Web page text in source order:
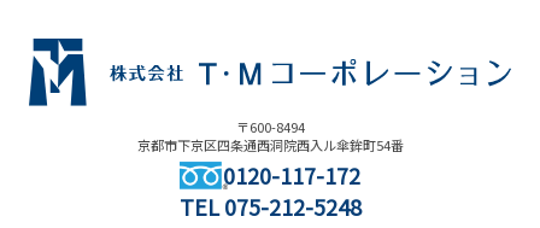
〒600-8494
京都市下京区四条通西洞院西入ル傘鉾町54番
0120-117-172
TEL075-212-5248